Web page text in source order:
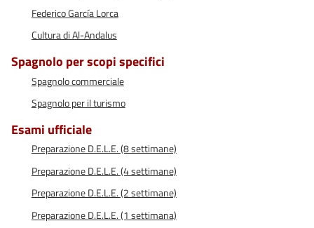
Federico García Lorca
Cultura di Al-Andalus
Spagnolo per scopi specifici
Spagnolo commerciale
Spagnolo per il turismo
Esami ufficiale
Preparazione D.E.L.E. (8 settimane)
Preparazione D.E.L.E. (4 settimane)
Preparazione D.E.L.E. (2 settimane)
Preparazione D.E.L.E. (1 settimana)